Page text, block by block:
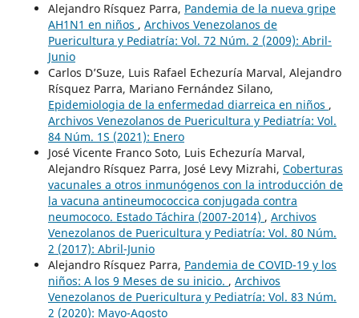
Alejandro Rísquez Parra, Pandemia de la nueva gripe
AH1N1 en niños , Archivos Venezolanos de
Puericultura y Pediatría: Vol. 72 Núm. 2 (2009): Abril-
Junio
Carlos D’Suze, Luis Rafael Echezuría Marval, Alejandro
Rísquez Parra, Mariano Fernández Silano,
Epidemiologia de la enfermedad diarreica en niños ,
Archivos Venezolanos de Puericultura y Pediatría: Vol.
84 Núm. 1S (2021): Enero
José Vicente Franco Soto, Luis Echezuría Marval,
Alejandro Rísquez Parra, José Levy Mizrahi, Coberturas
vacunales a otros inmunógenos con la introducción de
la vacuna antineumococcica conjugada contra
neumococo. Estado Táchira (2007-2014) , Archivos
Venezolanos de Puericultura y Pediatría: Vol. 80 Núm.
2 (2017): Abril-Junio
Alejandro Rísquez Parra, Pandemia de COVID-19 y los
niños: A los 9 Meses de su inicio. , Archivos
Venezolanos de Puericultura y Pediatría: Vol. 83 Núm.
2 (2020): Mayo-Agosto